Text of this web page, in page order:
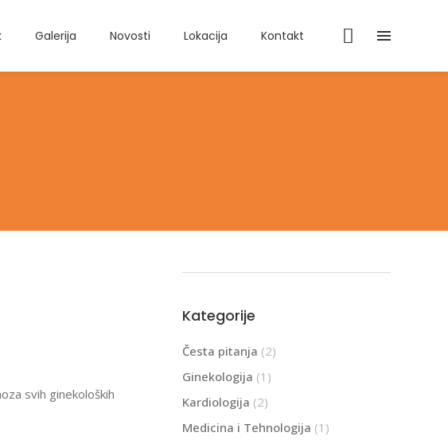
Galerija Novosti Lokacija Kontakt
svih ginekoloških
Kategorije
Česta pitanja (2)
Ginekologija (1)
Kardiologija (2)
Medicina i Tehnologija (1)